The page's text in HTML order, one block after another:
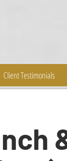
Client Testimonials